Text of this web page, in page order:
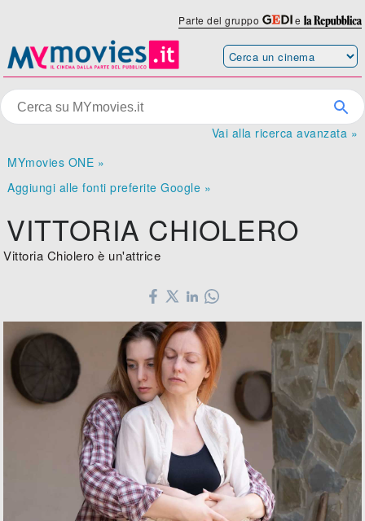
Parte del gruppo e
Vai alla ricerca avanzata »
MYmovies ONE »
Aggiungi alle fonti preferite Google »
VITTORIA CHIOLERO
Vittoria Chiolero è un'attrice